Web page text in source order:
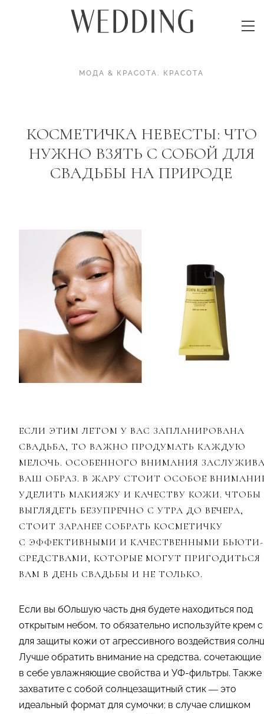
МОДА & КРАСОТА. КРАСОТА
КОСМЕТИЧКА НЕВЕСТЫ: ЧТО
НУЖНО ВЗЯТЬ С СОБОЙ ДЛЯ
СВАДЬБЫ НА ПРИРОДЕ
ЕСЛИ ЭТИМ ЛЕТОМ У ВАС ЗАПЛАНИРОВАНА
СВАДЬБА, ТО ВАЖНО ПРОДУМАТЬ КАЖДУЮ
МЕЛОЧЬ. ОСОБЕННОГО ВНИМАНИЯ
ВАШ ОБРАЗ. В ЖАРУ СТОИТ ОСОБОЕ
УДЕЛИТЬ МАКИЯЖУ И КАЧЕСТВУ КОЖИ. ЧТОБЫ
ВЫГЛЯДЕТЬ БЕЗУПРЕЧНО С УТРА ДО ВЕЧЕРА,
СТОИТ ЗАРАНЕЕ СОБРАТЬ КОСМЕТИЧКУ
С ЭФФЕКТИВНЫМИ И КАЧЕСТВЕННЫМИ БЬЮТИ-
СРЕДСТВАМИ, КОТОРЫЕ МОГУТ ПРИГОДИТЬСЯ
ВАМ В ДЕНЬ СВАДЬБЫ И НЕ ТОЛЬКО.
Если вы бОльшую часть дня будете находиться под
открытым небом, то обязательно используйте крем с
для защиты кожи от агрессивного воздействия
Лучше обратить внимание на средства, сочетающие
в себе увлажняющие свойства и УФ-фильтры. Также
захватите с собой солнцезащитный стик — это
идеальный формат для сумочки; в случае слишком